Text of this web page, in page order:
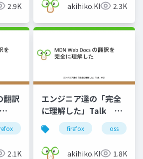
2.9K akihiko.KIgure2.3K
翻訳
mdn
2.1K
エンジニア達の「完全
に理解した」Talk
#42
firefox oss
akihiko.KIgure1.8K